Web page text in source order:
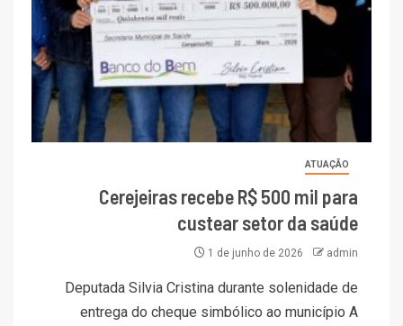
ATUAÇÃO
Cerejeiras recebe R$ 500 mil para
custear setor da saúde
1 de junho de 2026 admin
Deputada Silvia Cristina durante solenidade de
entrega do cheque simbólico ao município A